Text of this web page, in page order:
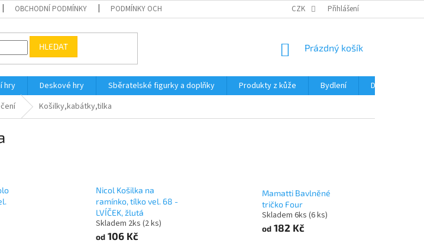
OBCHODNÍ PODMÍNKY PODMÍNKY OCHRANY OSOBNÍCH ÚDAJŮ CZK Přihlášení
HLEDAT
NÁKUPNÍ
Prázdný košík
hry Deskové hry Sběratelské figurky a doplňky Produkty z kůže Bydlení
Domácnost
Košilky,kabátky,tilka
Nicol Košilka na
ramínko, tílko vel. 68 -
LVÍČEK, žlutá
Skladem 2ks (2 ks)
od106 Kč
Mamatti Bavlněné
tričko Four
Skladem 6ks (6 ks)
od182 Kč